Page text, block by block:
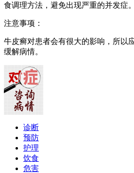
食调理方法，避免出现严重的并发症。
注意事项：
牛皮癣对患者会有很大的影响，所以
缓解病情。
诊断
预防
护理
饮食
危害